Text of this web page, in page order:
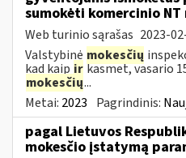
sumokėti komercinio NT
Web turinio sąrašas 2023-
Valstybinė mokesčių
kad kaip irkasmet, vasario
mokesčių...
Metai: 2023 Pagrindinis:
pagal Lietuvos
mokesčio įstatymą